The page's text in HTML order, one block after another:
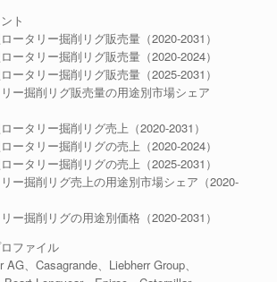
ト
ータリー掘削リグ販売量（2020-2031）
ータリー掘削リグ販売量（2020-2024）
ータリー掘削リグ販売量（2025-2031）
ー掘削リグ販売量の用途別市場シェア
ータリー掘削リグ売上（2020-2031）
ータリー掘削リグの売上（2020-2024）
ータリー掘削リグの売上（2025-2031）
ー掘削リグ売上の用途別市場シェア（2020-
ー掘削リグの用途別価格（2020-2031）
ファイル
、Casagrande、Liebherr Group、